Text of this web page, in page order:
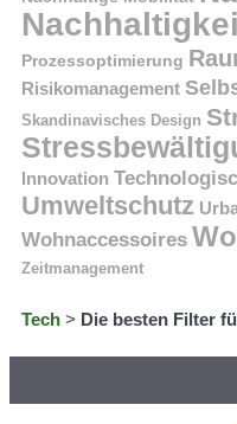
Prozessoptimierung
Risikomanagement
Skandinavisches Design
Innovation
Umweltschutz
Wohnaccessoires
Zeitmanagement
Tech > Die besten Filter